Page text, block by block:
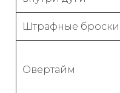
Штрафные броски
Овертайм